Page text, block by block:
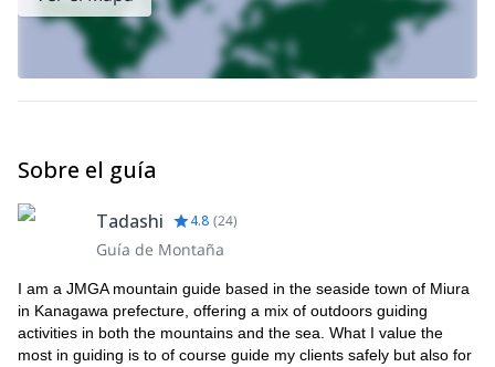
Sobre el guía
Tadashi 4.8 (24)
Guía de Montaña
I am a JMGA mountain guide based in the seaside town of Miura
in Kanagawa prefecture, offering a mix of outdoors guiding
activities in both the mountains and the sea. What I value the
most in guiding is to of course guide my clients safely but also for